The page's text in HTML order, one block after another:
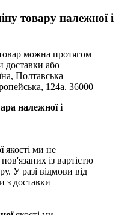
товару належної і
можна протягом
доставки або
Полтавська
124а. 36000
належної і
якості ми не
із вартістю
У разі відмови від
з доставки